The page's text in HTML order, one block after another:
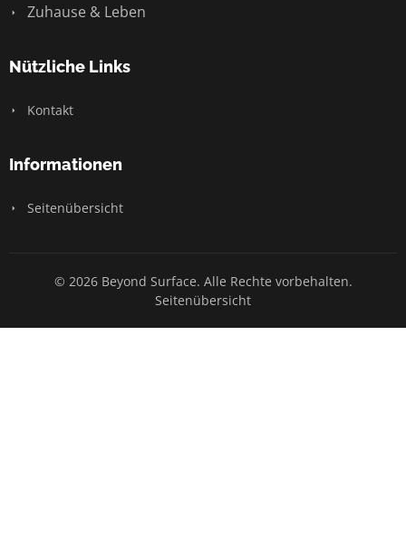
Zuhause & Leben
Nützliche Links
Kontakt
Informationen
Seitenübersicht
© 2026 Beyond Surface. Alle Rechte vorbehalten.
Seitenübersicht